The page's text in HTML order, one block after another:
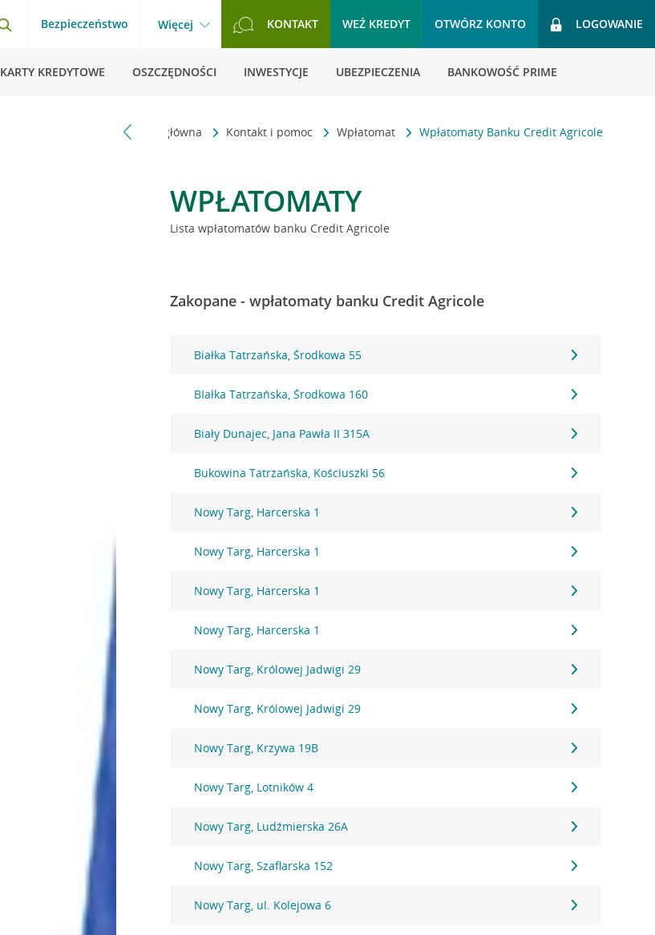
Bezpieczeństwo Więcej KONTAKT WEŹ KREDYT OTWÓRZ KONTO LOGOWANIE
KARTY KREDYTOWE OSZCZĘDNOŚCI INWESTYCJE UBEZPIECZENIA BANKOWOŚĆ PRIME
Strona główna Kontakt i pomoc Wpłatomat Wpłatomaty Banku Credit Agricole
WPŁATOMATY
Lista wpłatomatów banku Credit Agricole
Zakopane - wpłatomaty banku Credit Agricole
Białka Tatrzańska, Środkowa 55
BIałka Tatrzańska, Środkowa 160
Biały Dunajec, Jana Pawła II 315A
Bukowina Tatrzańska, Kościuszki 56
Nowy Targ, Harcerska 1
Nowy Targ, Harcerska 1
Nowy Targ, Harcerska 1
Nowy Targ, Harcerska 1
Nowy Targ, Królowej Jadwigi 29
Nowy Targ, Królowej Jadwigi 29
Nowy Targ, Krzywa 19B
Nowy Targ, Lotników 4
Nowy Targ, Ludźmierska 26A
Nowy Targ, Szaflarska 152
Nowy Targ, ul. Kolejowa 6